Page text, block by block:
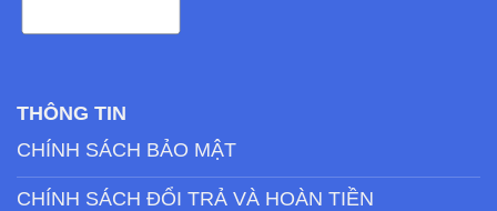
THÔNG TIN
CHÍNH SÁCH BẢO MẬT
CHÍNH SÁCH ĐỔI TRẢ VÀ HOÀN TIỀN